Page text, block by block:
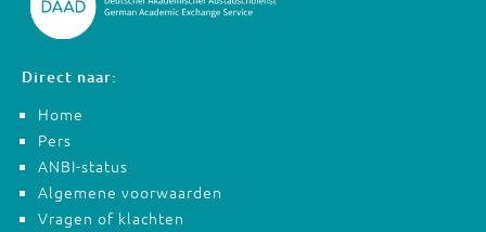
Direct naar:
Home
Pers
ANBI-status
Algemene voorwaarden
Vragen of klachten